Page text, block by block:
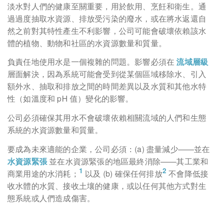
淡水對人們的健康至關重要，用於飲用、烹飪和衛生。通
過過度抽取水資源、排放受污染的廢水，或在將水返還自
然之前對其特性產生不利影響，公司可能會破壞依賴該水
體的植物、動物和社區的水資源數量和質量。
負責任地使用水是一個複雜的問題。影響必須在流域層級
層面解決，因為系統可能會受到從某個區域移除水、引入
額外水、抽取和排放之間的時間差異以及水質和其他水特
性（如溫度和 pH 值）變化的影響。
公司必須確保其用水不會破壞依賴相關流域的人們和生態
系統的水資源數量和質量。
要成為未來適能的企業，公司必須：(a) 盡量減少——並在
水資源緊張 並在水資源緊張的地區最終消除——其工業和
商業用途的水消耗；
以及 (b) 確保任何排放 不會降低接
收水體的水質、接收土壤的健康，或以任何其他方式對生
態系統或人們造成傷害。